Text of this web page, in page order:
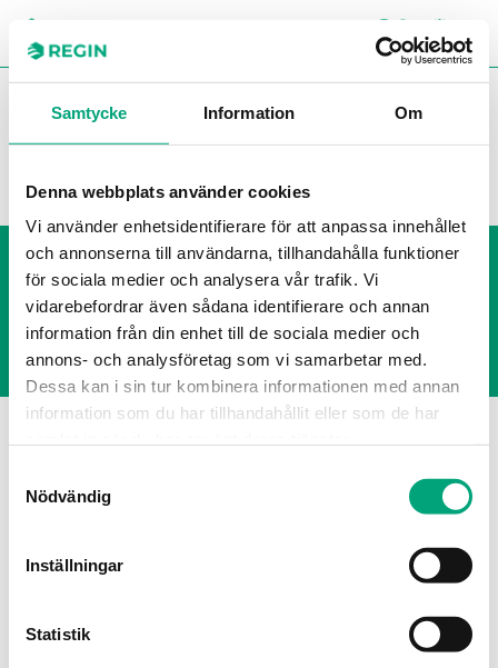
Samtycke Information Om
Denna webbplats använder cookies
Vi använder enhetsidentifierare för att anpassa innehållet
och annonserna till användarna, tillhandahålla funktioner
för sociala medier och analysera vår trafik. Vi
vidarebefordrar även sådana identifierare och annan
information från din enhet till de sociala medier och
annons- och analysföretag som vi samarbetar med.
Dessa kan i sin tur kombinera informationen med annan
information som du har tillhandahållit eller som de har
Nödvändig
Inställningar
Statistik
SÖK
You are here:
Regin Kontakta mig
Visselblåsning
Cookie Policy
Integritetspolicy